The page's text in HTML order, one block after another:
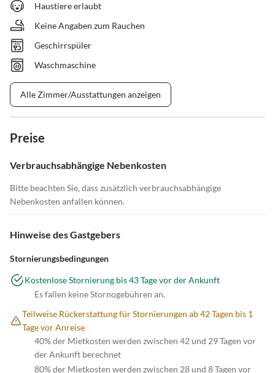
Haustiere erlaubt
Keine Angaben zum Rauchen
Geschirrspüler
Waschmaschine
Alle Zimmer/Ausstattungen anzeigen
Preise
Verbrauchsabhängige Nebenkosten
Bitte beachten Sie, dass zusätzlich verbrauchsabhängige
Nebenkosten anfallen können.
Hinweise des Gastgebers
Stornierungsbedingungen
Kostenlose Stornierung bis 43 Tage vor der Ankunft
Es fallen keine Stornogebühren an.
Teilweise Rückerstattung für Stornierungen ab 42 Tagen bis 1
Tage vor Anreise
40% der Mietkosten werden zwischen 42 und 29 Tagen vor
der Ankunft berechnet
80% der Mietkosten werden zwischen 28 und 8 Tagen vor